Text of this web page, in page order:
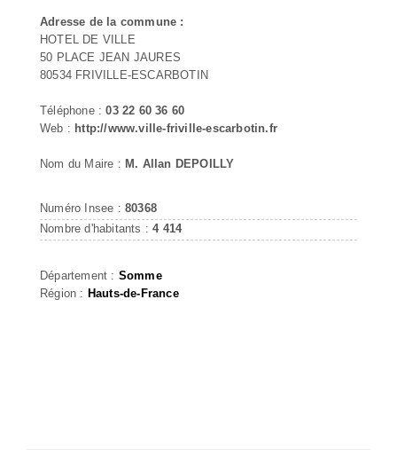
Adresse de la commune :
HOTEL DE VILLE
50 PLACE JEAN JAURES
80534 FRIVILLE-ESCARBOTIN
Téléphone :03 22 60 36 60
Web : http://www.ville-friville-escarbotin.fr
Nom du Maire : M. Allan DEPOILLY
Numéro Insee : 80368
Nombre d'habitants :4 414
Département : Somme
Région : Hauts-de-France